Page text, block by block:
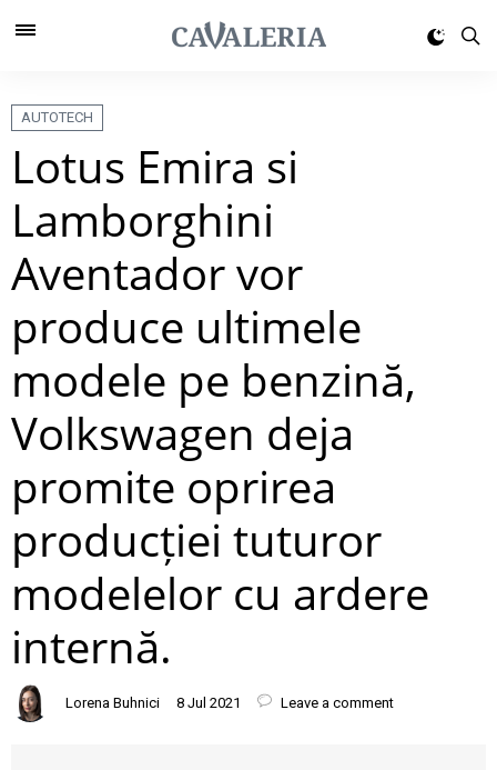
AUTOTECH
Lotus Emira si
Lamborghini
Aventador vor
produce ultimele
modele pe benzină,
Volkswagen deja
promite oprirea
producției tuturor
modelelor cu ardere
internă.
Lorena Buhnici 8 Jul 2021 Leave a comment